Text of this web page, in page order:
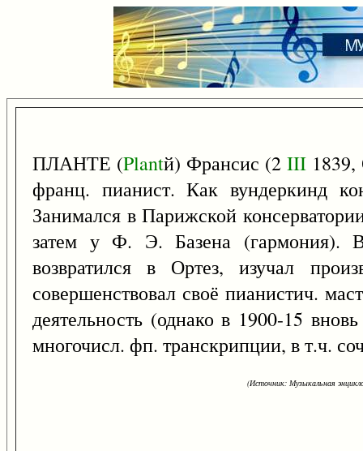
ПЛАНТЕ (Plantй) Франсис (2 III1839,
франц. пианист. Как вундеркинд
Занимался в Парижской
затем у Ф. Э. Базена (гармония). В
возвратился в Ортез, изучал
совершенствовал своё пианистич.
деятельность (однако в 1900-15
многочисл. фп. транскрипции, в т.ч.
(Источник: Музыкальная